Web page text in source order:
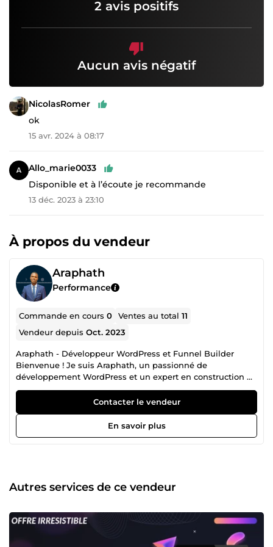
2 avis positifs
Aucun avis négatif
NicolasRomer
ok
15 avr. 2024 à 08:17
Allo_marie0033
Disponible et à l’écoute je recommande
13 déc. 2023 à 23:10
À propos du vendeur
Araphath
Performance
Commande en cours0 Ventes au total11
Vendeur depuisOct. 2023
Araphath - Développeur WordPress et Funnel Builder
Bienvenue ! Je suis Araphath, un passionné de
développement WordPress et un expert en construction de
tunnels de vente. Mon parcours dans l'univers du
développement web a été une aventure constante
d'apprentissage et d'innovation, et je suis ravi de mettre
mes compétences au service de votre succès en ligne.
Compétences Techniques Solides :Avec une expertise
commerce robuste ou d'une solution sur mesure, mes
compétences techniques solides garantissent des
tant que funnel builder, je donne vie à vos objectifs de
conversion. Les tunnels de vente que je crée sont plus que
des parcours en ligne ; ce sont des expériences
Contacter le vendeur
En savoir plus
Autres services de ce vendeur